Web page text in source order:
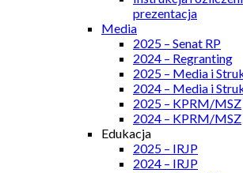
prezentacja
Media
2025 – Senat RP
2024 – Regranting
2025 – Media i
2024 – Media i
2025 – KPRM/MSZ
2024 – KPRM/MSZ
Edukacja
2025 – IRJP
2024 – IRJP